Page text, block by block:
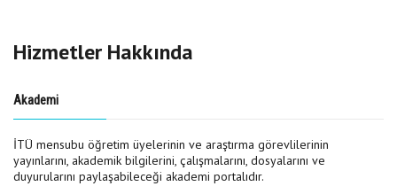
Hizmetler Hakkında
Akademi
İTÜ mensubu öğretim üyelerinin ve araştırma görevlilerinin
yayınlarını, akademik bilgilerini, çalışmalarını, dosyalarını ve
duyurularını paylaşabileceği akademi portalıdır.